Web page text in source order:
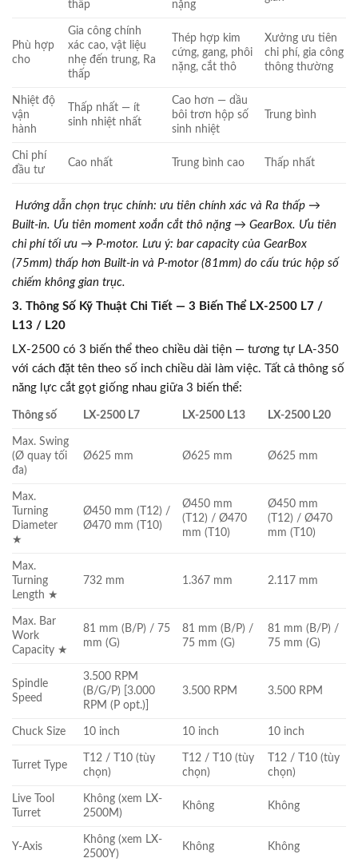
thấp nặng
Phù hợp
cho
Gia công chính
xác cao, vật liệu
nhẹ đến trung, Ra
thấp
Thép hợp kim
cứng, gang, phôi
nặng, cắt thô
Xưởng ưu tiên
chi phí, gia công
thông thường
Nhiệt độ
vận
hành
Thấp nhất — ít
sinh nhiệt nhất
Cao hơn — dầu
bôi trơn hộp số
sinh nhiệt
Trung bình
Chi phí
đầu tư
Cao nhất Trung bình cao Thấp nhất
Hướng dẫn chọn trục chính: ưu tiên chính xác và Ra thấp →
Built-in. Ưu tiên moment xoắn cắt thô nặng → GearBox. Ưu tiên
chi phí tối ưu → P-motor. Lưu ý: bar capacity của GearBox
(75mm) thấp hơn Built-in và P-motor (81mm) do cấu trúc hộp số
chiếm không gian trục.
3. Thông Số Kỹ Thuật Chi Tiết — 3 Biến Thể LX-2500 L7 /
L13 / L20
LX-2500 có 3 biến thể theo chiều dài tiện — tương tự LA-350
với cách đặt tên theo số inch chiều dài làm việc. Tất cả thông số
năng lực cắt gọt giống nhau giữa 3 biến thể:
Thông số LX-2500 L7 LX-2500 L13 LX-2500 L20
Max. Swing
(Ø quay tối
đa)
Ø625 mm Ø625 mm Ø625 mm
Max.
Turning
Diameter
★
Ø450 mm (T12) /
Ø470 mm (T10)
Ø450 mm
(T12) / Ø470
mm (T10)
Ø450 mm
(T12) / Ø470
mm (T10)
Max.
Turning
Length ★
732 mm 1.367 mm 2.117 mm
Max. Bar
Work
Capacity ★
81 mm (B/P) / 75
mm (G)
81 mm (B/P) /
75 mm (G)
81 mm (B/P) /
75 mm (G)
Spindle
Speed
3.500 RPM
(B/G/P) [3.000
RPM (P opt.)]
3.500 RPM 3.500 RPM
Chuck Size 10 inch 10 inch 10 inch
Turret Type
T12 / T10 (tùy
chọn)
T12 / T10 (tùy
chọn)
T12 / T10 (tùy
chọn)
Live Tool
Turret
Không (xem LX-
2500M)
Không Không
Y-Axis
Không (xem LX-
2500Y)
Không Không